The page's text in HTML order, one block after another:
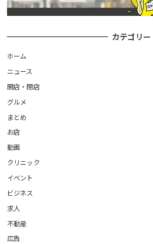
カテゴリー
ホーム
ニュース
開店・閉店
グルメ
まとめ
お店
動画
クリニック
イベント
ビジネス
求人
不動産
広告